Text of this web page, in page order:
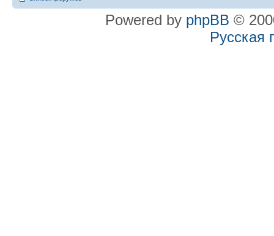
Powered by phpBB ©
Русская